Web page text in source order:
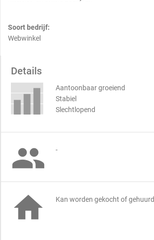
Soort bedrijf:
Webwinkel
Details
Aantoonbaar groeiend
Stabiel
Slechtlopend
 -
 Kan worden gekocht of gehuurd